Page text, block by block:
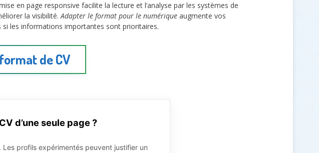
en page responsive facilite la lecture et l’analyse par les systèmes de
la visibilité.Adapter le format pour le numérique augmente vos
si les informations importantes sont prioritaires.
de CV
d’une seule page ?
profils expérimentés peuvent justifier un